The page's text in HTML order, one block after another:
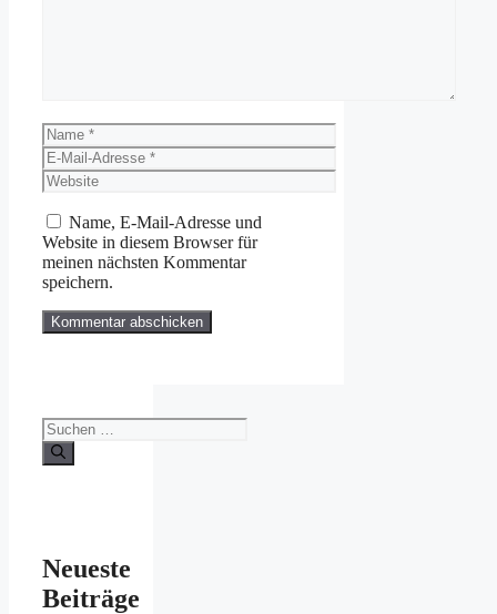
Name
E-
Mail-
Adresse
Website
Name, E-Mail-Adresse und
Website in diesem Browser für
meinen nächsten Kommentar
speichern.
Suchen
nach:
Neueste
Beiträge